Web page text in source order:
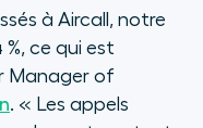
à Aircall, notre
ce qui est
Manager of
. « Les appels